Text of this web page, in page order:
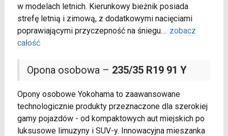
w modelach letnich. Kierunkowy bieżnik posiada
strefę letnią i zimową, z dodatkowymi nacięciami
poprawiającymi przyczepność na śniegu.... zobacz
całość
Opona osobowa – 235/35 R19 91 Y
Opony osobowe Yokohama to zaawansowane
technologicznie produkty przeznaczone dla szerokiej
gamy pojazdów - od kompaktowych aut miejskich po
luksusowe limuzyny i SUV-y. Innowacyjna mieszanka